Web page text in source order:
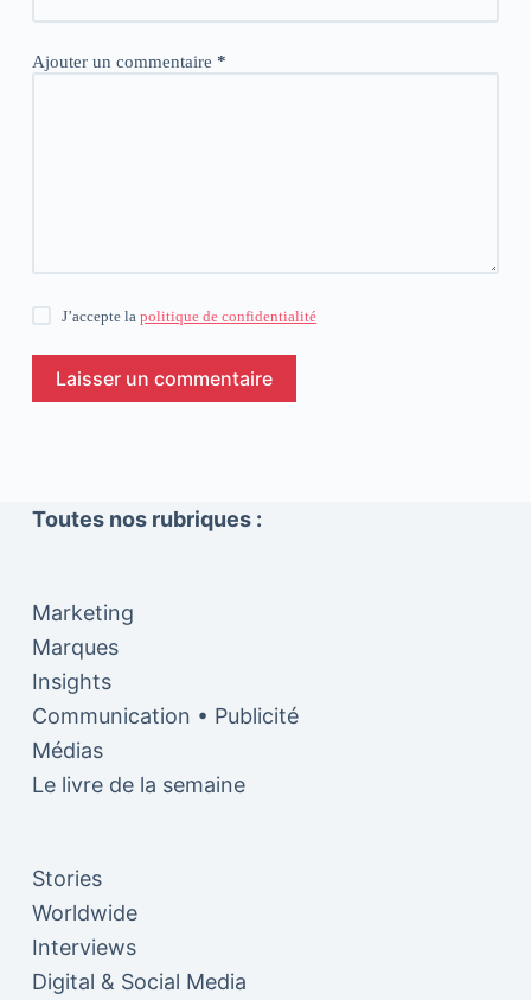
Ajouter un commentaire *
J’accepte lapolitique de confidentialité
Laisser un commentaire
Toutes nos rubriques :
Marketing
Marques
Insights
Communication • Publicité
Médias
Le livre de la semaine
Stories
Worldwide
Interviews
Digital & Social Media